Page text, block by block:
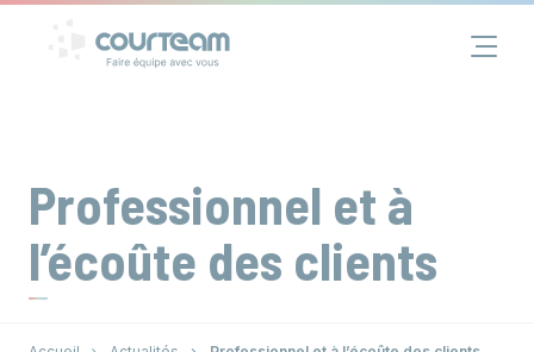
Professionnel et à
l’écoûte des clients
Panneau de gestion des cookies